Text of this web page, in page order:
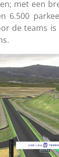
met een
6.500
de teams is